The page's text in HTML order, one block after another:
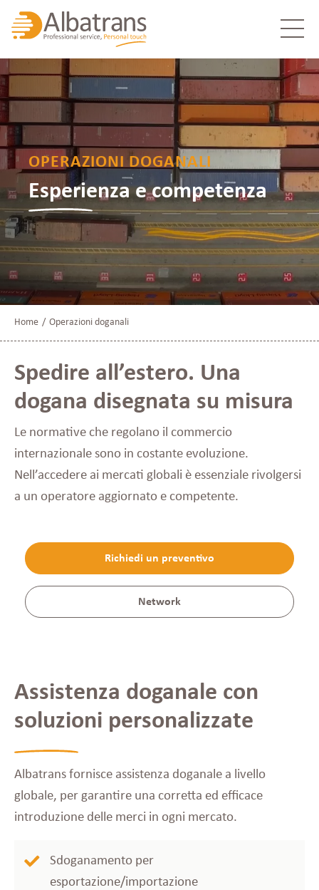
OPERAZIONI DOGANALI
Esperienza e competenza
Home / Operazioni doganali
Spedire all’estero. Una
dogana disegnata su misura
Le normative che regolano il commercio
internazionale sono in costante evoluzione.
Nell’accedere ai mercati globali è essenziale rivolgersi
a un operatore aggiornato e competente.
Richiedi un preventivo
Network
Assistenza doganale con
soluzioni personalizzate
Albatrans fornisce assistenza doganale a livello
globale, per garantire una corretta ed efficace
introduzione delle merci in ogni mercato.
Sdoganamento per
esportazione/importazione